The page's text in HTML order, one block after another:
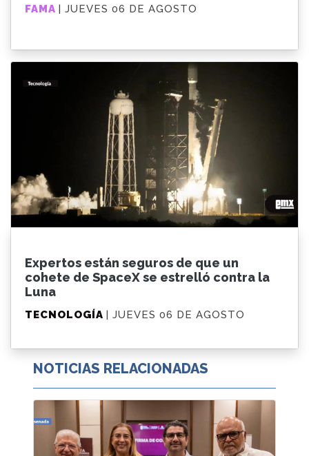
FAMA | JUEVES 06 DE AGOSTO
Expertos están seguros de que un
cohete de SpaceX se estrelló contra la
Luna
TECNOLOGÍA | JUEVES 06 DE AGOSTO
NOTICIAS RELACIONADAS